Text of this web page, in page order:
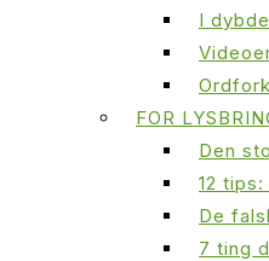
I
FOR
Den
12
De
7 ting